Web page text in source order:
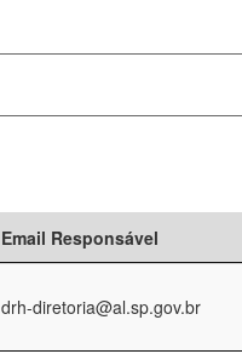
Email Responsável
drh-diretoria@al.sp.gov.br